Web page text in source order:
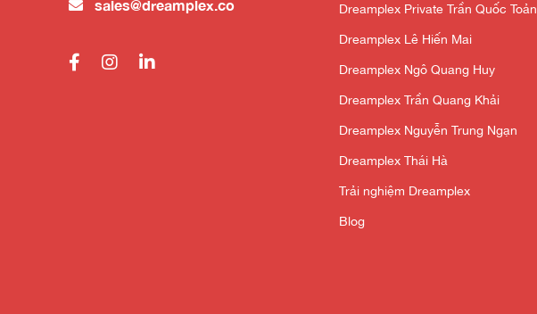
sales@dreamplex.co
Dreamplex Private Trần Quốc Toản
Dreamplex Lê Hiến Mai
Dreamplex Ngô Quang Huy
Dreamplex Trần Quang Khải
Dreamplex Nguyễn Trung Ngạn
Dreamplex Thái Hà
Trải nghiệm Dreamplex
Blog